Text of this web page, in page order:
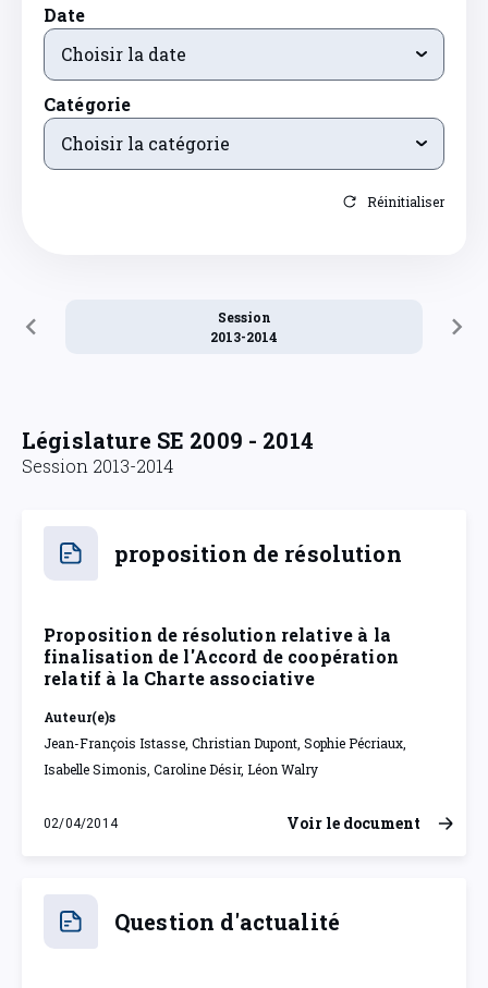
Date
Choisir la date
Catégorie
Choisir la catégorie
Réinitialiser
Session
2013-2014
Législature SE 2009 - 2014
Session 2013-2014
proposition de résolution
Proposition de résolution relative à la
finalisation de l'Accord de coopération
relatif à la Charte associative
Auteur(e)s
Jean-François Istasse, Christian Dupont, Sophie Pécriaux,
Isabelle Simonis, Caroline Désir, Léon Walry
02/04/2014
mercredi 2 avril 2014
Voir le document
Question d'actualité